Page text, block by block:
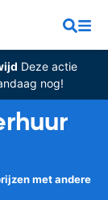
Deze actie
nog!
met andere